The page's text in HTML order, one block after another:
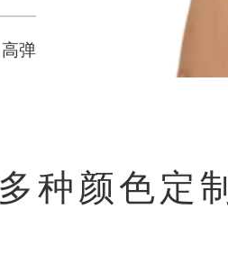
高弹
多种颜色定制